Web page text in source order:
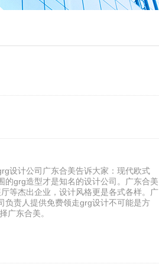
设计公司广东合美告诉大家：现代欧式
grg造型才是知名的设计公司。广东合美
等杰出企业，设计风格更是各式各样。广
负责人提供免费领走grg设计不可能是方
广东合美。